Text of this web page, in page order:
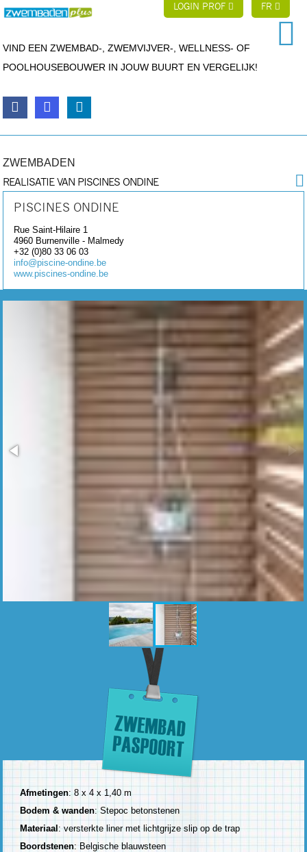
LOGIN PROF FR
VIND EEN ZWEMBAD-, ZWEMVIJVER-, WELLNESS- OF
POOLHOUSEBOUWER IN JOUW BUURT EN VERGELIJK!
ZWEMBADEN
REALISATIE VAN PISCINES ONDINE
PISCINES ONDINE
Rue Saint-Hilaire 1
4960 Burnenville - Malmedy
+32 (0)80 33 06 03
info@piscine-ondine.be
www.piscines-ondine.be
Afmetingen: 8 x 4 x 1,40 m
Bodem & wanden: Stepoc betonstenen
Materiaal : versterkte liner met lichtgrijze slip op de trap
Boordstenen: Belgische blauwsteen